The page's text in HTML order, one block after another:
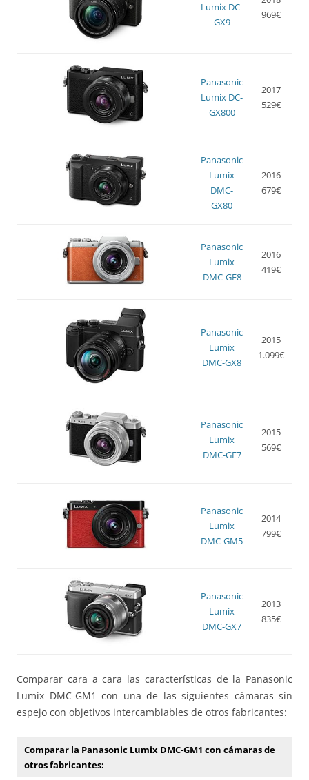
Lumix DC-
GX9
969€
Panasonic
Lumix DC-
GX800
2017
529€
Panasonic
Lumix
DMC-
GX80
2016
679€
Panasonic
Lumix
DMC-GF8
2016
419€
Panasonic
Lumix
DMC-GX8
2015
1.099€
Panasonic
Lumix
DMC-GF7
2015
569€
Panasonic
Lumix
DMC-GM5
2014
799€
Panasonic
Lumix
DMC-GX7
2013
835€
Comparar cara a cara las características de la Panasonic
Lumix DMC-GM1 con una de las siguientes cámaras sin
espejo con objetivos intercambiables de otros fabricantes:
Comparar la Panasonic Lumix DMC-GM1 con cámaras de
otros fabricantes: